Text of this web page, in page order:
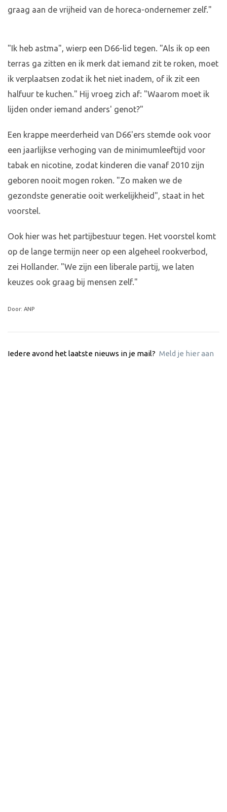
graag aan de vrijheid van de horeca-ondernemer zelf."
"Ik heb astma", wierp een D66-lid tegen. "Als ik op een
terras ga zitten en ik merk dat iemand zit te roken, moet
ik verplaatsen zodat ik het niet inadem, of ik zit een
halfuur te kuchen." Hij vroeg zich af: "Waarom moet ik
lijden onder iemand anders' genot?"
Een krappe meerderheid van D66'ers stemde ook voor
een jaarlijkse verhoging van de minimumleeftijd voor
tabak en nicotine, zodat kinderen die vanaf 2010 zijn
geboren nooit mogen roken. "Zo maken we de
gezondste generatie ooit werkelijkheid", staat in het
voorstel.
Ook hier was het partijbestuur tegen. Het voorstel komt
op de lange termijn neer op een algeheel rookverbod,
zei Hollander. "We zijn een liberale partij, we laten
keuzes ook graag bij mensen zelf."
Door: ANP
Iedere avond het laatste nieuws in je mail? Meld je hier aan